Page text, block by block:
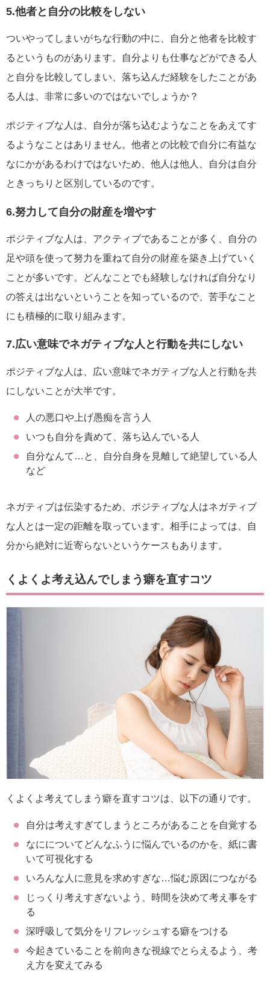
5.他者と自分の比較をしない
ついやってしまいがちな行動の中に、自分と他者を比較す
るというものがあります。自分よりも仕事などができる人
と自分を比較してしまい、落ち込んだ経験をしたことがあ
る人は、非常に多いのではないでしょうか？
ポジティブな人は、自分が落ち込むようなことをあえてす
るようなことはありません。他者との比較で自分に有益な
なにかがあるわけではないため、他人は他人、自分は自分
ときっちりと区別しているのです。
6.努力して自分の財産を増やす
ポジティブな人は、アクティブであることが多く、自分の
足や頭を使って努力を重ねて自分の財産を築き上げていく
ことが多いです。どんなことでも経験しなければ自分なり
の答えは出ないということを知っているので、苦手なこと
にも積極的に取り組みます。
7.広い意味でネガティブな人と行動を共にしない
ポジティブな人は、広い意味でネガティブな人と行動を共
にしないことが大半です。
人の悪口や上げ愚痴を言う人
いつも自分を責めて、落ち込んでいる人
自分なんて…と、自分自身を見離して絶望している人
など
ネガティブは伝染するため、ポジティブな人はネガティブ
な人とは一定の距離を取っています。相手によっては、自
分から絶対に近寄らないというケースもあります。
くよくよ考え込んでしまう癖を直すコツ
くよくよ考えてしまう癖を直すコツは、以下の通りです。
自分は考えすぎてしまうところがあることを自覚する
なにについてどんなふうに悩んでいるのかを、紙に書
いて可視化する
いろんな人に意見を求めすぎな…悩む原因につながる
じっくり考えすぎないよう、時間を決めて考え事をす
る
深呼吸して気分をリフレッシュする癖をつける
今起きていることを前向きな視線でとらえるよう、考
え方を変えてみる